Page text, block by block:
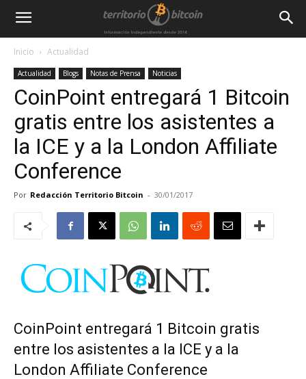
Inicio Actualidad
Actualidad Blogs Notas de Prensa Noticias
CoinPoint entregará 1 Bitcoin
gratis entre los asistentes a
la ICE y a la London Affiliate
Conference
Por Redacción Territorio Bitcoin - 30/01/2017
CoinPoint entregará 1 Bitcoin gratis
entre los asistentes a la ICE y a la
London Affiliate Conference